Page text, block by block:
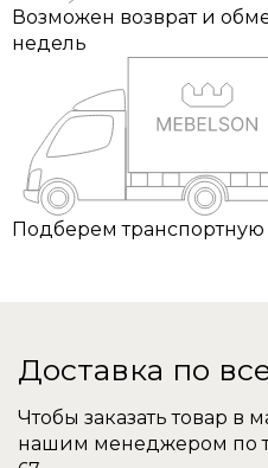
Возможен возврат и
недель
Подберем
Доставка по
Чтобы заказать товар в
нашим менеджером по